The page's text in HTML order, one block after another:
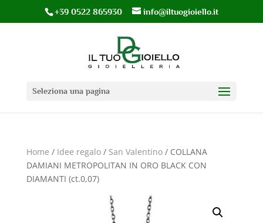
+39 0522 865930 info@iltuogioiello.it
Seleziona una pagina
Home / Idee regalo/ San Valentino/ COLLANA
DAMIANI METROPOLITAN IN ORO BLACK CON
DIAMANTI (ct.0,07)